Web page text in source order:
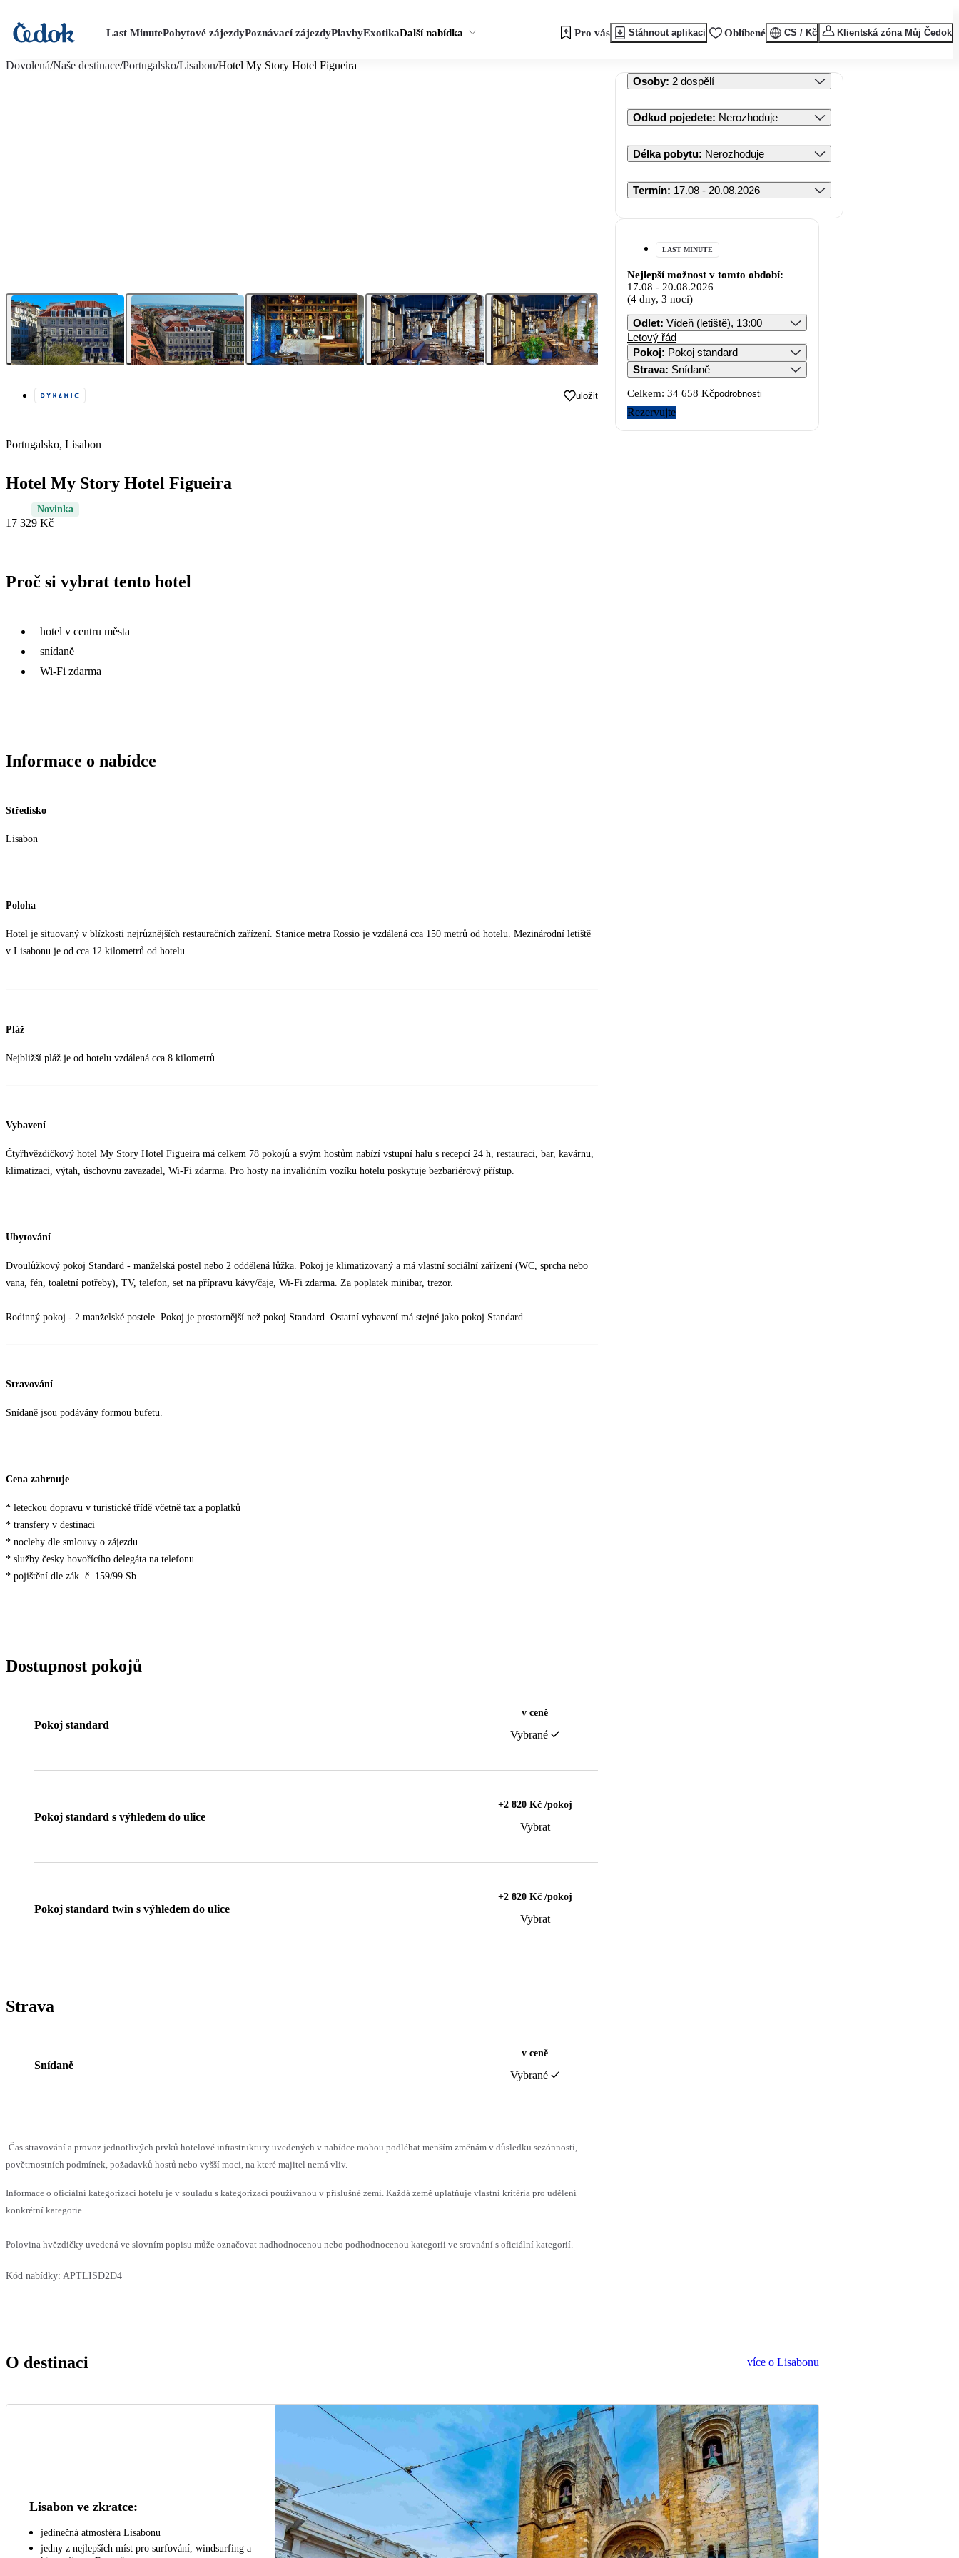
Last MinutePobytové zájezdyPoznávací zájezdyPlavbyExotikaDalší nabídka Pro vás Stáhnout aplikaci Oblíbené CS / Kč Klientská zóna Můj Čedok
Dovolená/Naše destinace/Portugalsko/Lisabon/Hotel My Story Hotel Figueira
uložit
Portugalsko, Lisabon
Hotel My Story Hotel Figueira
Novinka
17 329 Kč
Proč si vybrat tento hotel
hotel v centru města
snídaně
Wi-Fi zdarma
Informace o nabídce
Středisko
Lisabon
Poloha
Hotel je situovaný v blízkosti nejrůznějších restauračních zařízení. Stanice metra Rossio je vzdálená cca 150 metrů od hotelu. Mezinárodní letiště
v Lisabonu je od cca 12 kilometrů od hotelu.
Pláž
Nejbližší pláž je od hotelu vzdálená cca 8 kilometrů.
Vybavení
Čtyřhvězdičkový hotel My Story Hotel Figueira má celkem 78 pokojů a svým hostům nabízí vstupní halu s recepcí 24 h, restauraci, bar, kavárnu,
klimatizaci, výtah, úschovnu zavazadel, Wi-Fi zdarma. Pro hosty na invalidním vozíku hotelu poskytuje bezbariérový přístup.
Ubytování
Dvoulůžkový pokoj Standard - manželská postel nebo 2 oddělená lůžka. Pokoj je klimatizovaný a má vlastní sociální zařízení (WC, sprcha nebo
vana, fén, toaletní potřeby), TV, telefon, set na přípravu kávy/čaje, Wi-Fi zdarma. Za poplatek minibar, trezor.
Rodinný pokoj - 2 manželské postele. Pokoj je prostornější než pokoj Standard. Ostatní vybavení má stejné jako pokoj Standard.
Stravování
Snídaně jsou podávány formou bufetu.
Cena zahrnuje
* leteckou dopravu v turistické třídě včetně tax a poplatků
* transfery v destinaci
* noclehy dle smlouvy o zájezdu
* služby česky hovořícího delegáta na telefonu
* pojištění dle zák. č. 159/99 Sb.
Dostupnost pokojů
Pokoj standard
v ceně
Vybrané
Pokoj standard s výhledem do ulice
+2 820 Kč /pokoj
Vybrat
Pokoj standard twin s výhledem do ulice
+2 820 Kč /pokoj
Vybrat
Strava
Snídaně
v ceně
Vybrané
Čas stravování a provoz jednotlivých prvků hotelové infrastruktury uvedených v nabídce mohou podléhat menším změnám v důsledku sezónnosti,
povětrnostních podmínek, požadavků hostů nebo vyšší moci, na které majitel nemá vliv.
Informace o oficiální kategorizaci hotelu je v souladu s kategorizací používanou v příslušné zemi. Každá země uplatňuje vlastní kritéria pro udělení
konkrétní kategorie.
Polovina hvězdičky uvedená ve slovním popisu může označovat nadhodnocenou nebo podhodnocenou kategorii ve srovnání s oficiální kategorií.
Kód nabídky: APTLISD2D4
Osoby: 2 dospělí
Odkud pojedete: Nerozhoduje
Délka pobytu: Nerozhoduje
Termín: 17.08 - 20.08.2026
LAST MINUTE
Nejlepší možnost v tomto období:
17.08 - 20.08.2026
(4 dny, 3 noci)
Odlet: Vídeň (letiště), 13:00
Letový řád
Pokoj: Pokoj standard
Strava: Snídaně
Celkem: 34 658 Kčpodrobnosti
Rezervujte
O destinaci více o Lisabonu
Lisabon ve zkratce:
jedinečná atmosféra Lisabonu
jedny z nejlepších míst pro surfování, windsurfing a